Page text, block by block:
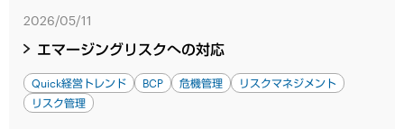
2026/05/11
エマージングリスクへの対応
Quick経営トレンド BCP 危機管理
リスクマネジメント
リスク管理